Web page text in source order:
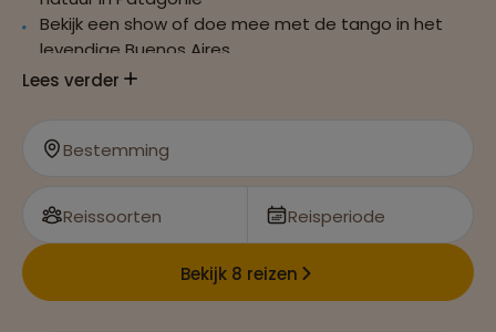
Bekijk een show of doe mee met de tango in het
levendige Buenos Aires
Bezoek de adembenemende watervallen van
Lees verder
Bestemming
Reissoorten Reisperiode
Bekijk 8 reizen